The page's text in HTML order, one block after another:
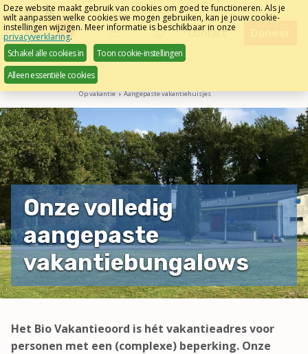
Sla
links
over
Direct
naar
het
menu
Direct
naar
de
pagina
inhoud
Menu
Nederlands
contact
Op vakantie Aangepaste vakantiehuisjes
Onze volledig
aangepaste
vakantiebungalows
Het Bio Vakantieoord is hét vakantieadres voor
personen met een (complexe) beperking. Onze
Deze website maakt gebruik van cookies om goed te functioneren. Als je
wilt aanpassen welke cookies we mogen gebruiken, kan je jouw cookie-
instellingen wijzigen. Meer informatie is beschikbaar in onze
privacyverklaring.
Schakel alle cookies in
Toon cookie-instellingen
Alleen essentiële cookies